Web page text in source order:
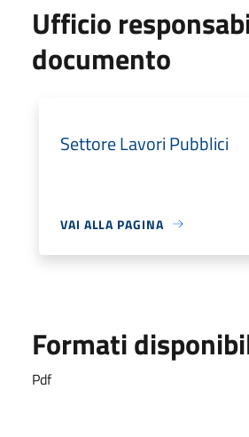
Ufficio
documento
Settore Lavori Pubblici
VAI ALLA PAGINA
Formati
Pdf